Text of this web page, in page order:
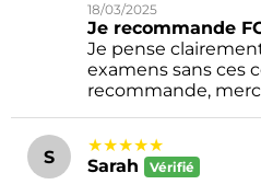
18/03/2025
Je recommande
Je pense
examens sans ces
recommande,
S
★★★★★
Sarah
Vérifié